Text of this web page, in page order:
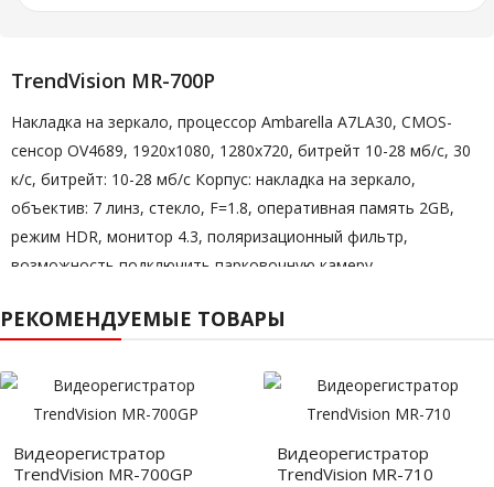
TrendVision MR-700P
Накладка на зеркало, процессор Ambarella A7LA30, CMOS-
сенсор OV4689, 1920х1080, 1280х720, битрейт 10-28 мб/с, 30
к/с, битрейт: 10-28 мб/с Корпус: накладка на зеркало,
объектив: 7 линз, стекло, F=1.8, оперативная память 2GB,
режим HDR, монитор 4.3, поляризационный фильтр,
возможность подключить парковочную камеру.
2. Конструкция:
Зеркало
4. Угол обзора:
5. Процессор:
Ambarella A7LA30
6. Аккумулятор:
7. Количество камер:
РЕКОМЕНДУЕМЫЕ ТОВАРЫ
Видеорегистратор
TrendVision MR-700GP
Видеорегистратор
TrendVision MR-710